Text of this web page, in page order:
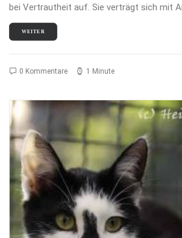
bei Vertrautheit auf. Sie verträgt sich mit
WEITER
0 Kommentare 1 Minute